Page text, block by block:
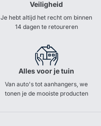
Veiligheid
Je hebt altijd het recht om binnen
14 dagen te retoureren
Alles voor je tuin
Van auto's tot aanhangers, we
tonen je de mooiste producten